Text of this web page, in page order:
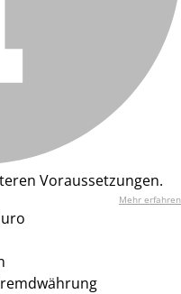
Voraussetzungen.
Mehr erfahren